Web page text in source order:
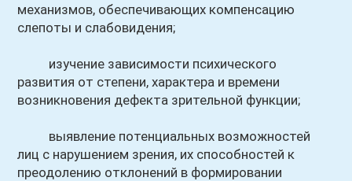
механизмов, обеспечивающих компенсацию
слепоты и слабовидения;
изучение зависимости психического
развития от степени, характера и времени
возникновения дефекта зрительной функции;
выявление потенциальных возможностей
лиц с нарушением зрения, их способностей к
преодолению отклонений в формировании